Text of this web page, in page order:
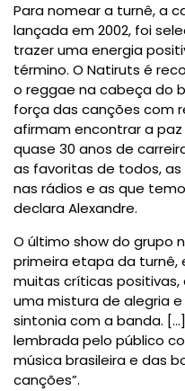
Para nomear a turnê, a
lançada em 2002, foi
trazer uma energia
término. O Natiruts é
o reggae na cabeça do
força das canções com
afirmam encontrar a paz
quase 30 anos de
as favoritas de todos,
nas rádios e as que
declara Alexandre.
O último show do grupo
primeira etapa da turnê,
muitas críticas positivas,
uma mistura de alegria
sintonia com a banda.
lembrada pelo público
música brasileira e das
canções”.